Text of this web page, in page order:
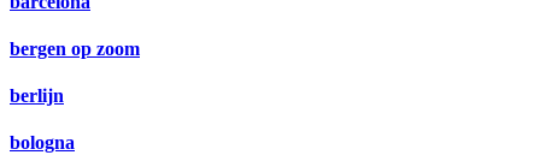
bergen op zoom
berlijn
bologna